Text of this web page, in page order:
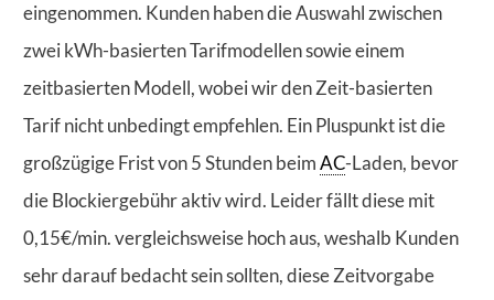
eingenommen. Kunden haben die Auswahl zwischen
zwei kWh-basierten Tarifmodellen sowie einem
zeitbasierten Modell, wobei wir den Zeit-basierten
Tarif nicht unbedingt empfehlen. Ein Pluspunkt ist die
großzügige Frist von 5 Stunden beimAC-Laden, bevor
die Blockiergebühr aktiv wird. Leider fällt diese mit
0,15€/min. vergleichsweise hoch aus, weshalb Kunden
sehr darauf bedacht sein sollten, diese Zeitvorgabe